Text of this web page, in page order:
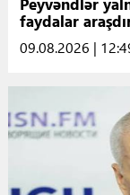
faydalar
09.08.2026 |